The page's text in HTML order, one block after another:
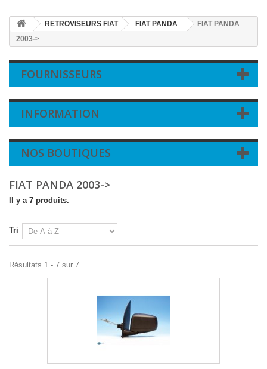
RETROVISEURS FIAT FIAT PANDA
FIAT PANDA
2003->
FOURNISSEURS
INFORMATION
NOS BOUTIQUES
FIAT PANDA 2003->
Il y a 7 produits.
Tri
Résultats 1 - 7 sur 7.